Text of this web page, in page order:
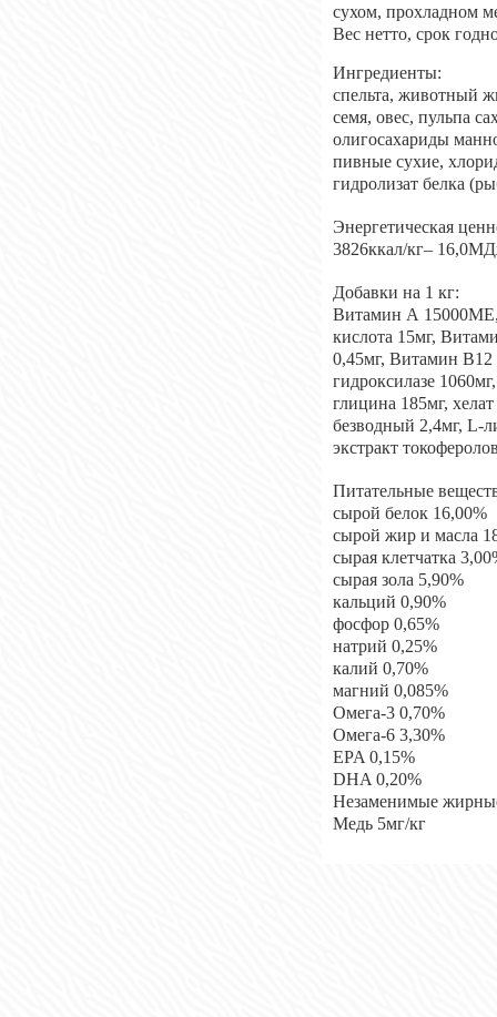
сухом, прохладном
Вес нетто, срок
Ингредиенты:
спельта, животный
семя, овес, пульпа
олигосахариды
пивные сухие,
гидролизат белка
Энергетическая
3826ккал/кг–
Добавки на 1 кг:
Витамин А
кислота 15мг,
0,45мг, Витамин В12
гидроксилазе
глицина 185мг,
безводный 2,4мг, L-
экстракт
Питательные
сырой белок 16,00%
сырой жир и масла
сырая клетчатка
сырая зола 5,90%
кальций 0,90%
фосфор 0,65%
натрий 0,25%
калий 0,70%
магний 0,085%
Омега-3 0,70%
Омега-6 3,30%
EPA 0,15%
DHA 0,20%
Незаменимые
Медь 5мг/кг